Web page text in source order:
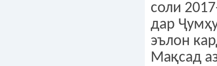
соли
дар
эълон
Мақсад